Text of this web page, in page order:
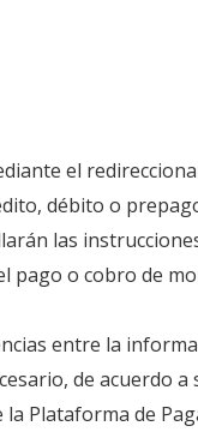
el
débito o
las
pago o cobro de
entre la
de acuerdo a
Plataforma de